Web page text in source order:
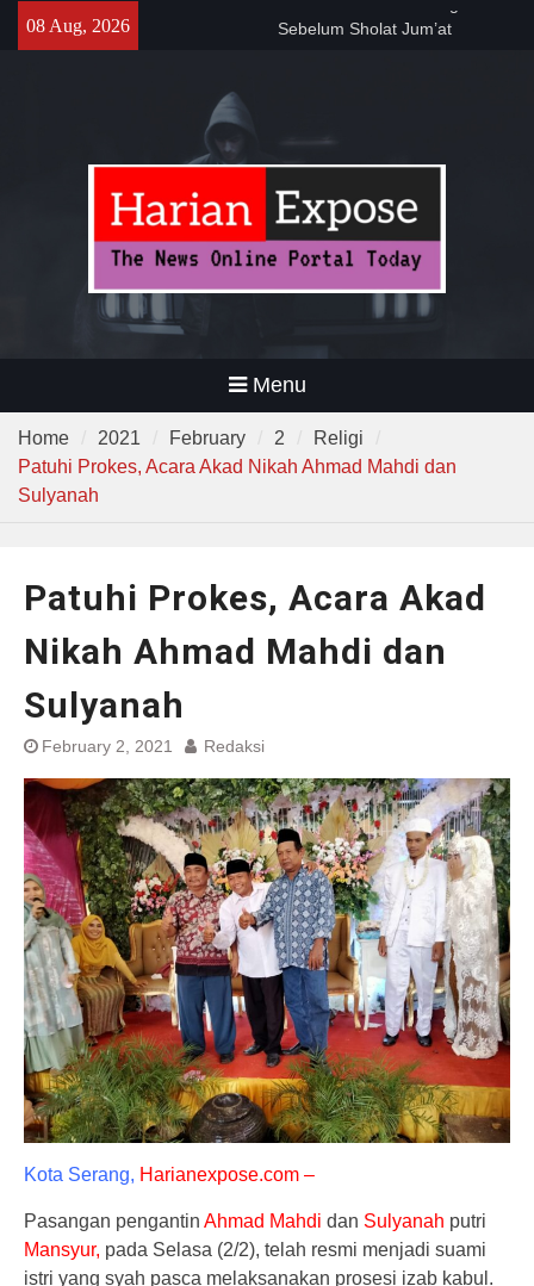
08 Aug, 2026
141 Tahun Stasiun Slawi : “Dari
Narkoba di Sekolah Kebayoran
Lama, DPR Minta Diusut
Tuntas
Filosofi Memukul Bedug
Sebelum Sholat Jum’at
Menu
Home 2021 February 2
Religi
Patuhi Prokes, Acara Akad Nikah Ahmad Mahdi dan
Sulyanah
Patuhi Prokes, Acara Akad
Nikah Ahmad Mahdi dan
Sulyanah
February 2, 2021 Redaksi
Kota Serang, Harianexpose.com –
Pasangan pengantin Ahmad Mahdi dan Sulyanah putri
Mansyur, pada Selasa (2/2), telah resmi menjadi suami
istri yang syah pasca melaksanakan prosesi izab kabul.